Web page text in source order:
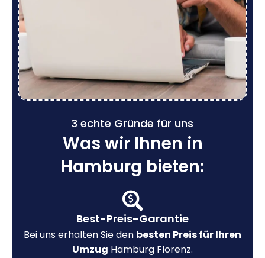
3 echte Gründe für uns
Was wir Ihnen in
Hamburg bieten:
Best-Preis-Garantie
Bei uns erhalten Sie den besten Preis für Ihren
Umzug Hamburg Florenz.